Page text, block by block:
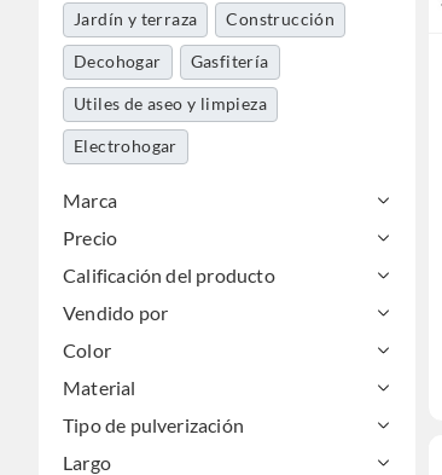
Jardín y terraza Construcción
Decohogar Gasfitería
Utiles de aseo y limpieza
Electrohogar
Marca
Precio
Calificación del producto
Vendido por
Color
Material
Tipo de pulverización
Largo